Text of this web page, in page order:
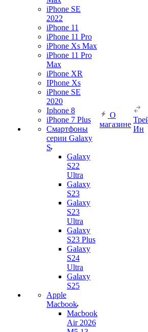
iPhone SE
2022
iPhone 11
iPhone 11 Pro
iPhone Xs Max
iPhone 11 Pro
Max
iPhone XR
IPhone Xs
iPhone SE
2020
Iphone 8
iPhone 7 Plus
Смартфоны
серии Galaxy
S
Galaxy
S22
Ultra
Galaxy
S23
Galaxy
S23
Ultra
Galaxy
S23 Plus
Galaxy
S24
Ultra
Galaxy
S25
Apple
Macbook
Macbook
Air 2026
О
магазине
Ин